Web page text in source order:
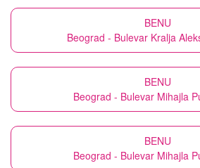
BENU
Beograd - Bulevar Kralja
BENU
Beograd - Bulevar Mihajla
BENU
Beograd - Bulevar Mihajla